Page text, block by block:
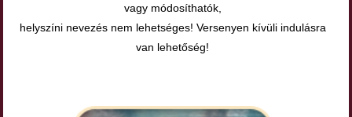
vagy módosíthatók,
helyszíni nevezés nem lehetséges! Versenyen kívüli indulásra
van lehetőség!